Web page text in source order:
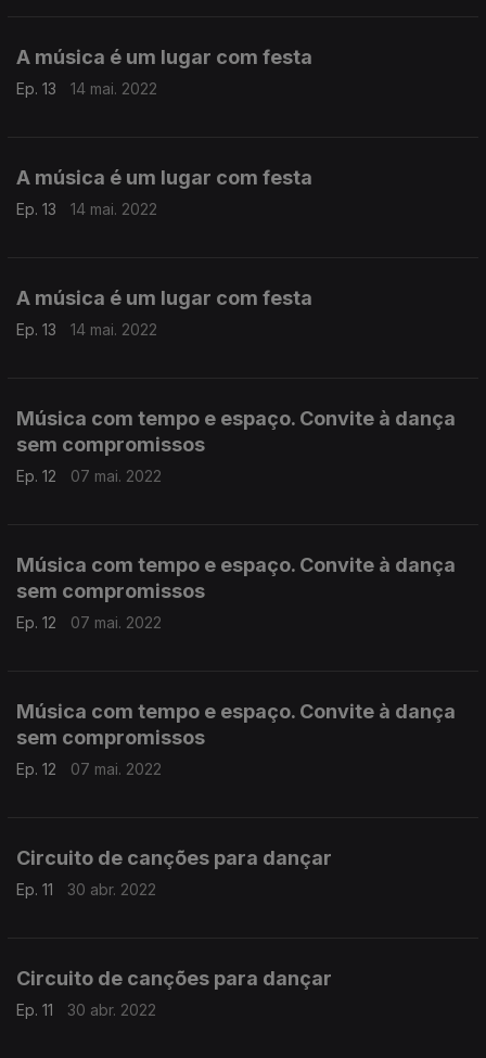
A música é um lugar com festa
Ep. 13 14 mai. 2022
A música é um lugar com festa
Ep. 13 14 mai. 2022
A música é um lugar com festa
Ep. 13 14 mai. 2022
Música com tempo e espaço. Convite à dança
sem compromissos
Ep. 12 07 mai. 2022
Música com tempo e espaço. Convite à dança
sem compromissos
Ep. 12 07 mai. 2022
Música com tempo e espaço. Convite à dança
sem compromissos
Ep. 12 07 mai. 2022
Circuito de canções para dançar
Ep. 11 30 abr. 2022
Circuito de canções para dançar
Ep. 11 30 abr. 2022